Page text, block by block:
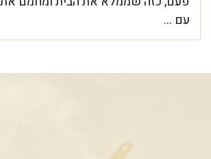
עם ...